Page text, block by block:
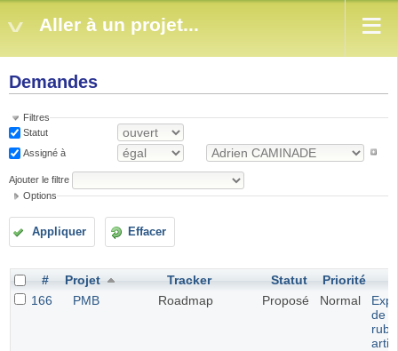
Aller à un projet...
Demandes
Filtres
Statut
Assigné à
Ajouter le filtre
Options
Appliquer Effacer
# Projet Tracker Statut Priorité
166
PMB Roadmap Proposé Normal
de